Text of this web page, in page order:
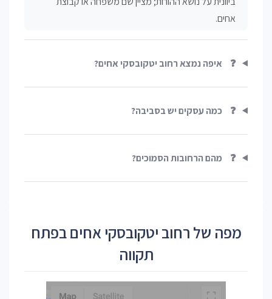
אחים.
❓ איפה נמצא רחוב יטקובסקי אחים?
❓ כמה עסקים יש בסביבה?
❓ מהם הרחובות הסמוכים?
מפה של רחוב יטקובסקי אחים בפתח
תקווה